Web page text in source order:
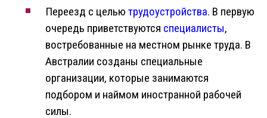
Переезд с целью трудоустройства. В первую
очередь приветствуются специалисты,
востребованные на местном рынке труда. В
Австралии созданы специальные
организации, которые занимаются
подбором и наймом иностранной рабочей
силы.